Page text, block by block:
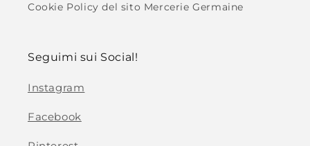
Cookie Policy del sito Mercerie Germaine
Seguimi sui Social!
Instagram
Facebook